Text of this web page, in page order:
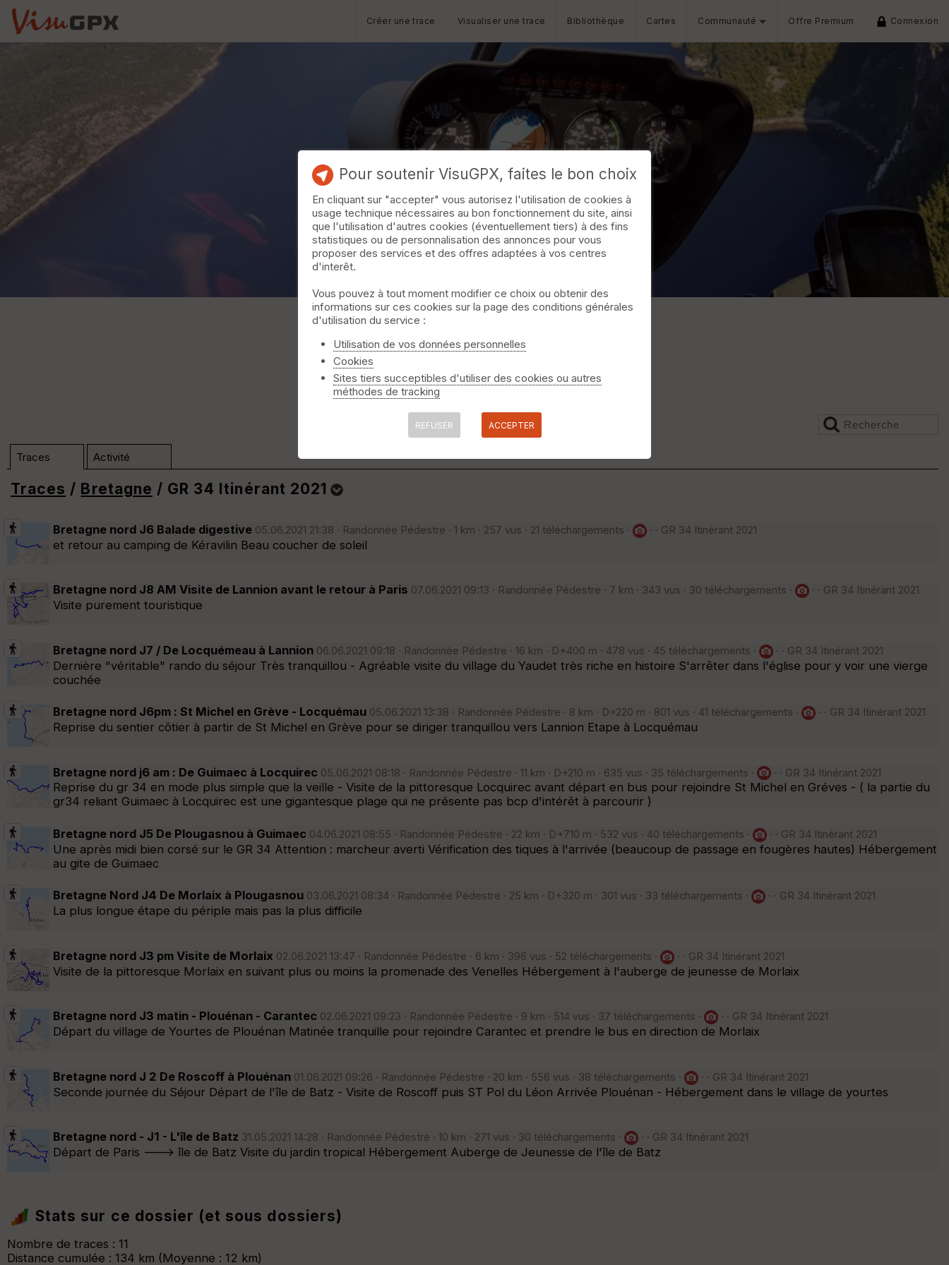
Créer une trace Visualiser une trace Bibliothèque Cartes Communauté Offre Premium Connexion
Chessyca
Contact Chessyca
Traces Activité
Traces / Bretagne / GR 34 Itinérant 2021
Dossier GR 34 Itinérant 2021 (n°29123)
Afficher la cartodossier et sous-dossiers|ce dossier uniquement⚠️ Selon le nombre de traces l'affichage peut-être long
Bretagne nord J6 Balade digestive 05.06.2021 21:38 · Randonnée Pédestre · 1 km · 257 vus · 21 téléchargements · · · GR 34 Itinérant 2021
et retour au camping de Kéravilin Beau coucher de soleil
Bretagne nord J8 AM Visite de Lannion avant le retour à Paris 07.06.2021 09:13 · Randonnée Pédestre · 7 km · 343 vus · 30 téléchargements · · · GR 34 Itinérant 2021
Visite purement touristique
Bretagne nord J7 / De Locquémeau à Lannion 06.06.2021 09:18 · Randonnée Pédestre · 16 km · D+400 m · 478 vus · 45 téléchargements · · · GR 34 Itinérant 2021
Dernière "véritable" rando du séjour Très tranquillou - Agréable visite du village du Yaudet très riche en histoire S'arrêter dans l'église pour y voir une vierge
couchée
Bretagne nord J6pm : St Michel en Grève - Locquémau 05.06.2021 13:38 · Randonnée Pédestre · 8 km · D+220 m · 801 vus · 41 téléchargements · · · GR 34 Itinérant 2021
Reprise du sentier côtier à partir de St Michel en Grève pour se diriger tranquillou vers Lannion Etape à Locquémau
Bretagne nord j6 am : De Guimaec à Locquirec 05.06.2021 08:18 · Randonnée Pédestre · 11 km · D+210 m · 635 vus · 35 téléchargements · · · GR 34 Itinérant 2021
Reprise du gr 34 en mode plus simple que la veille - Visite de la pittoresque Locquirec avant départ en bus pour rejoindre St Michel en Gréves - ( la partie du
gr34 reliant Guimaec à Locquirec est une gigantesque plage qui ne présente pas bcp d'intérêt à parcourir )
Bretagne nord J5 De Plougasnou à Guimaec 04.06.2021 08:55 · Randonnée Pédestre · 22 km · D+710 m · 532 vus · 40 téléchargements · · · GR 34 Itinérant 2021
Une après midi bien corsé sur le GR 34 Attention : marcheur averti Vérification des tiques à l'arrivée (beaucoup de passage en fougères hautes) Hébergement
au gite de Guimaec
Bretagne Nord J4 De Morlaix à Plougasnou 03.06.2021 08:34 · Randonnée Pédestre · 25 km · D+320 m · 301 vus · 33 téléchargements · · · GR 34 Itinérant 2021
La plus longue étape du périple mais pas la plus difficile
Bretagne nord J3 pm Visite de Morlaix 02.06.2021 13:47 · Randonnée Pédestre · 6 km · 396 vus · 52 téléchargements · · · GR 34 Itinérant 2021
Visite de la pittoresque Morlaix en suivant plus ou moins la promenade des Venelles Hébergement à l'auberge de jeunesse de Morlaix
Bretagne nord J3 matin - Plouénan - Carantec 02.06.2021 09:23 · Randonnée Pédestre · 9 km · 514 vus · 37 téléchargements · · · GR 34 Itinérant 2021
Départ du village de Yourtes de Plouénan Matinée tranquille pour rejoindre Carantec et prendre le bus en direction de Morlaix
Bretagne nord J 2 De Roscoff à Plouénan 01.06.2021 09:26 · Randonnée Pédestre · 20 km · 556 vus · 38 téléchargements · · · GR 34 Itinérant 2021
Seconde journée du Séjour Départ de l'île de Batz - Visite de Roscoff puis ST Pol du Léon Arrivée Plouénan - Hébergement dans le village de yourtes
Bretagne nord - J1 - L'île de Batz 31.05.2021 14:28 · Randonnée Pédestre · 10 km · 271 vus · 30 téléchargements · · · GR 34 Itinérant 2021
Départ de Paris ---> île de Batz Visite du jardin tropical Hébergement Auberge de Jeunesse de l'île de Batz
Stats sur ce dossier (et sous dossiers)
Nombre de traces : 11
Distance cumulée : 134 km (Moyenne : 12 km)
Pour soutenir VisuGPX, faites le bon choix
En cliquant sur "accepter" vous autorisez l'utilisation de cookies à
usage technique nécessaires au bon fonctionnement du site, ainsi
que l'utilisation d'autres cookies (éventuellement tiers) à des fins
statistiques ou de personnalisation des annonces pour vous
proposer des services et des offres adaptées à vos centres
d'interêt.
Vous pouvez à tout moment modifier ce choix ou obtenir des
informations sur ces cookies sur la page des conditions générales
d'utilisation du service :
Utilisation de vos données personnelles
Cookies
Sites tiers succeptibles d'utiliser des cookies ou autres
méthodes de tracking
REFUSER ACCEPTER